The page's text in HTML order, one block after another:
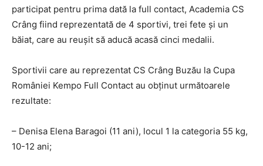
participat pentru prima dată la full contact, Academia CS
Crâng fiind reprezentată de 4 sportivi, trei fete și un
băiat, care au reușit să aducă acasă cinci medalii.
Sportivii care au reprezentat CS Crâng Buzău la Cupa
României Kempo Full Contact au obținut următoarele
rezultate:
– Denisa Elena Baragoi (11 ani), locul 1 la categoria 55 kg,
10-12 ani;